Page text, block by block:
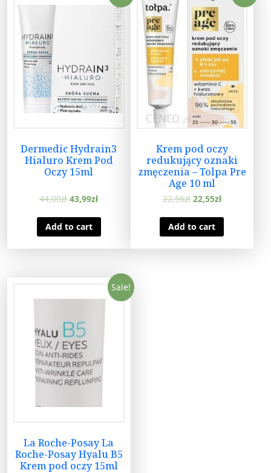
Dermedic Hydrain3
Hialuro Krem Pod
Oczy 15ml
44,00zł 43,99zł
Add to cart
Krem pod oczy
redukujący oznaki
zmęczenia – Tolpa Pre
Age 10 ml
22,56zł 22,55zł
Add to cart
Sale!
La Roche-Posay La
Roche-Posay Hyalu B5
Krem pod oczy 15ml